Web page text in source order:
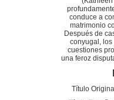
conduce a
matrimonio
Después de
conyugal,
cuestiones
una feroz
Título